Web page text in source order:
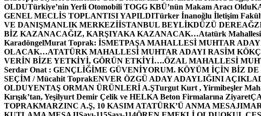
OLDUTürkiye’nin Yerli Otomobili TOGG KBÜ’nün Makam Aracı Oldu
GENEL MECLİS TOPLANTISI YAPILDITürker İnanoğlu İletişim
VE DANIŞMANLIK MERKEZİİSTANBUL BEYLİKDÜZÜ
BİZ KAZANACAĞIZ, KARŞIYAKA KAZANACAK…Atatürk
KaradöngelMurat Toprak: İSMETPAŞA MAHALLESİ MUHTAR
OLACAK…ATATÜRK MAHALLESİ MUHTAR ADAYI RASİM
VERİN BİZE YETKİYİ, GÖRÜN ETKİYİ….ÖZAL MAHALLESİ
Serdar Onat : GENÇLİĞİME GÜVENİYORUM. KÖYÜM İÇİN BİZ
SEÇİM / Mücahit ToprakENVER ÖZGÜ ADAY ADAYLIĞINI
OLDUYENTAŞ ORMAN ÜRÜNLERİ A.ŞTurgut Kurt , Yirmibeşler
Kırışık’tan, Yeşilyurt Demir Çelik ve HELKA Beton Firmalarına Ziyaret
TOPRAKMARZINC A.Ş, 10 KASIM ATATÜRK’Ü ANMA MESAJI